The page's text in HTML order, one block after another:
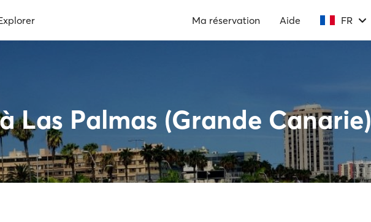
Ma réservation Aide FR
Las Palmas (Grande Canarie)